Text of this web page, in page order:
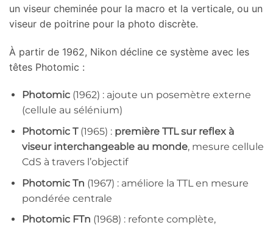
un viseur cheminée pour la macro et la verticale, ou un
viseur de poitrine pour la photo discrète.
À partir de 1962, Nikon décline ce système avec les
têtes Photomic :
Photomic(1962) : ajoute un posemètre externe
(cellule au sélénium)
Photomic T(1965) : première TTL sur reflex à
viseur interchangeable au monde, mesure cellule
CdS à travers l’objectif
Photomic Tn (1967) : améliore la TTL en mesure
pondérée centrale
Photomic FTn (1968) : refonte complète,